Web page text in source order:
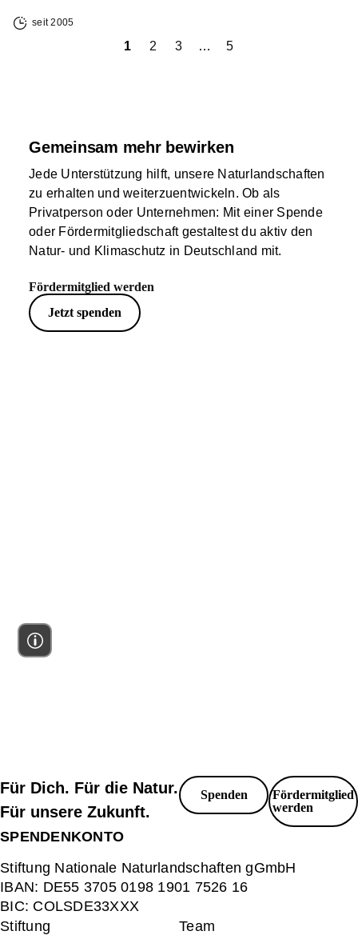
seit 2005
1 2 3 … 5
Gemeinsam mehr bewirken
Jede Unterstützung hilft, unsere Naturlandschaften
zu erhalten und weiterzuentwickeln. Ob als
Privatperson oder Unternehmen: Mit einer Spende
oder Fördermitgliedschaft gestaltest du aktiv den
Natur- und Klimaschutz in Deutschland mit.
Fördermitglied werden
Jetzt spenden
Für Dich. Für die Natur.
Für unsere Zukunft.
Spenden
Fördermitglied
werden
SPENDENKONTO
Stiftung Nationale Naturlandschaften gGmbH
IBAN: DE55 3705 0198 1901 7526 16
BIC: COLSDE33XXX
Stiftung
Team